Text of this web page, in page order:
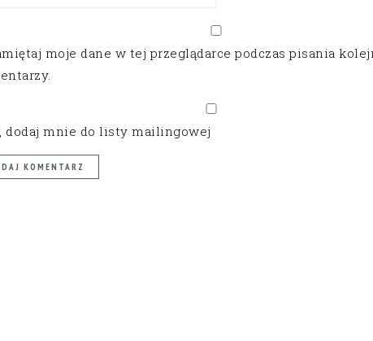
moje dane w tej przeglądarce podczas pisania
dodaj mnie do listy mailingowej